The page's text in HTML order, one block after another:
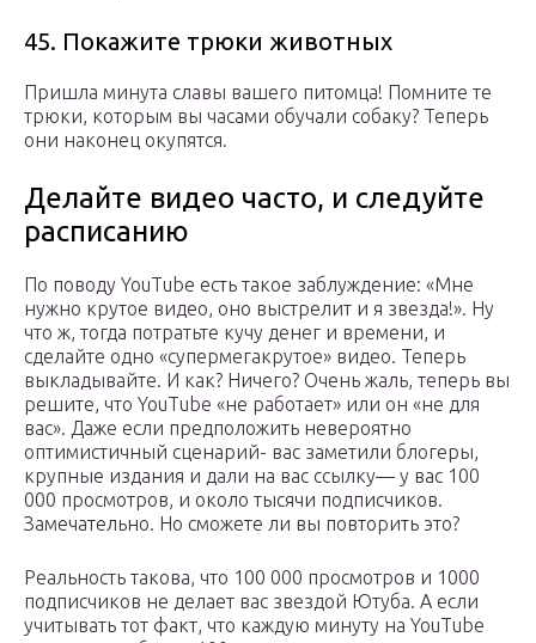
45. Покажите трюки животных
Пришла минута славы вашего питомца! Помните те
трюки, которым вы часами обучали собаку? Теперь
они наконец окупятся.
Делайте видео часто, и следуйте
расписанию
По поводу YouTube есть такое заблуждение: «Мне
нужно крутое видео, оно выстрелит и я звезда!». Ну
что ж, тогда потратьте кучу денег и времени, и
сделайте одно «супермегакрутое» видео. Теперь
выкладывайте. И как? Ничего? Очень жаль, теперь вы
решите, что YouTube «не работает» или он «не для
вас». Даже если предположить невероятно
оптимистичный сценарий- вас заметили блогеры,
крупные издания и дали на вас ссылку— у вас 100
000 просмотров, и около тысячи подписчиков.
Замечательно. Но сможете ли вы повторить это?
Реальность такова, что 100 000 просмотров и 1000
подписчиков не делает вас звездой Ютуба. А если
учитывать тот факт, что каждую минуту на YouTube